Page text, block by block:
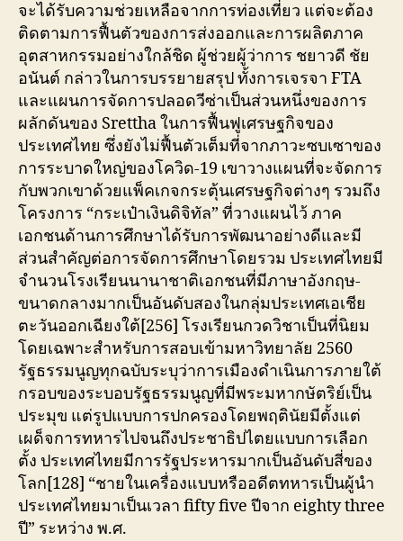
จะได้รับความช่วยเหลือจากการท่องเที่ยว แต่จะต้อง
ติดตามการฟื้นตัวของการส่งออกและการผลิตภาค
อุตสาหกรรมอย่างใกล้ชิด ผู้ช่วยผู้ว่าการ ชยาวดี ชัย
อนันต์ กล่าวในการบรรยายสรุป ทั้งการเจรจา FTA
และแผนการจัดการปลอดวีซ่าเป็นส่วนหนึ่งของการ
ผลักดันของ Srettha ในการฟื้นฟูเศรษฐกิจของ
ประเทศไทย ซึ่งยังไม่ฟื้นตัวเต็มที่จากภาวะซบเซาของ
การระบาดใหญ่ของโควิด-19 เขาวางแผนที่จะจัดการ
กับพวกเขาด้วยแพ็คเกจกระตุ้นเศรษฐกิจต่างๆ รวมถึง
โครงการ “กระเป๋าเงินดิจิทัล” ที่วางแผนไว้ ภาค
เอกชนด้านการศึกษาได้รับการพัฒนาอย่างดีและมี
ส่วนสำคัญต่อการจัดการศึกษาโดยรวม ประเทศไทยมี
จำนวนโรงเรียนนานาชาติเอกชนที่มีภาษาอังกฤษ-
ขนาดกลางมากเป็นอันดับสองในกลุ่มประเทศเอเชีย
ตะวันออกเฉียงใต้[256] โรงเรียนกวดวิชาเป็นที่นิยม
โดยเฉพาะสำหรับการสอบเข้ามหาวิทยาลัย 2560
รัฐธรรมนูญทุกฉบับระบุว่าการเมืองดำเนินการภายใต้
กรอบของระบอบรัฐธรรมนูญที่มีพระมหากษัตริย์เป็น
ประมุข แต่รูปแบบการปกครองโดยพฤตินัยมีตั้งแต่
เผด็จการทหารไปจนถึงประชาธิปไตยแบบการเลือก
ตั้ง ประเทศไทยมีการรัฐประหารมากเป็นอันดับสี่ของ
โลก[128] “ชายในเครื่องแบบหรืออดีตทหารเป็นผู้นำ
ประเทศไทยมาเป็นเวลา fifty five ปีจาก eighty three
ปี” ระหว่าง พ.ศ.